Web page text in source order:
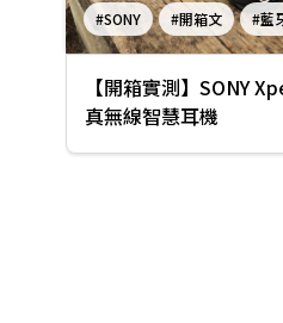
#SONY #開箱文
#藍
#真無線耳機
#SONY
【開箱實測】SONY
真無線智慧耳機